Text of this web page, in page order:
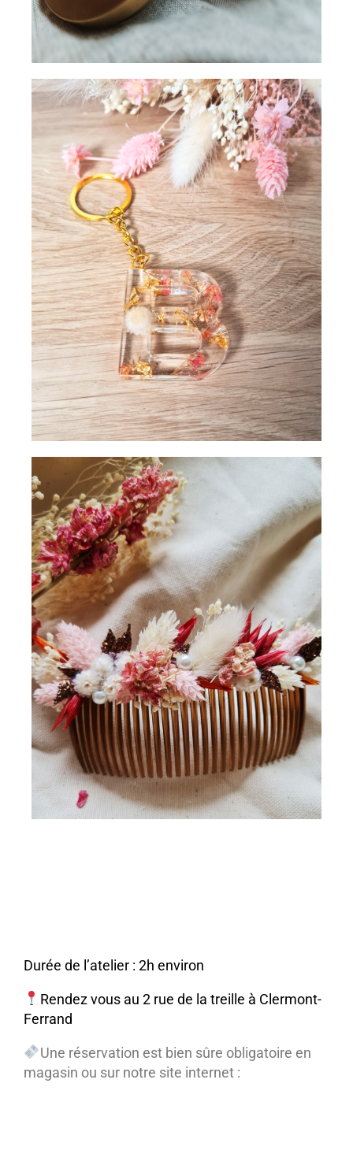
Durée de l’atelier : 2h environ
Rendez vous au 2 rue de la treille à Clermont-
Ferrand
Une réservation est bien sûre obligatoire en
magasin ou sur notre site internet :